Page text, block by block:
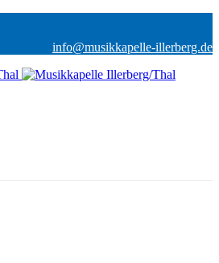
info@musikkapelle-illerberg.de